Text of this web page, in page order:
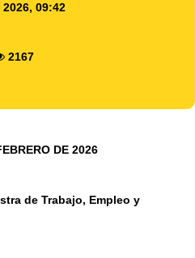
2026, 09:42
2167
DE 2026
de Trabajo, Empleo y